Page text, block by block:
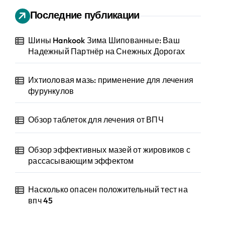
Последние публикации
Шины Hankook Зима Шипованные: Ваш
Надежный Партнёр на Снежных Дорогах
Ихтиоловая мазь: применение для лечения
фурункулов
Обзор таблеток для лечения от ВПЧ
Обзор эффективных мазей от жировиков с
рассасывающим эффектом
Насколько опасен положительный тест на
впч 45